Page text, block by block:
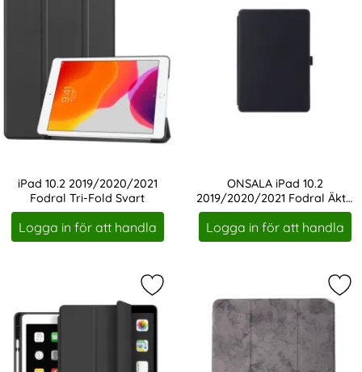
iPad 10.2 2019/2020/2021
Fodral Tri-Fold Svart
Art. nr 1497
Logga in för att handla
ONSALA iPad 10.2
2019/2020/2021 Fodral Äkta
Läder Svart
Art. nr 207429
Logga in för att handla
Markera tech-Protect iPad 10.2